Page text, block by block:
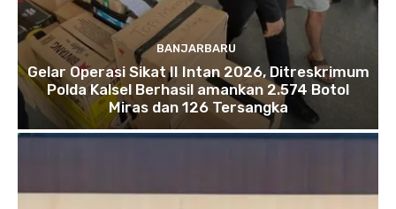
BANJARBARU
Gelar Operasi Sikat II Intan 2026, Ditreskrimum
Polda Kalsel Berhasil amankan 2.574 Botol
Miras dan 126 Tersangka